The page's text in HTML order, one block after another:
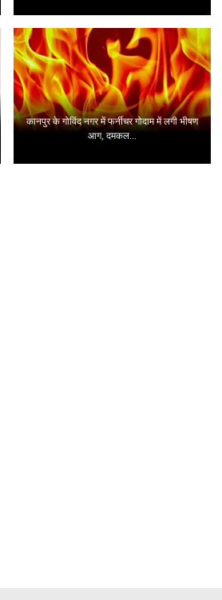
कानपुर के गोविंद नगर में फर्नीचर गोदाम में लगी भीषण
आग, दमकल...